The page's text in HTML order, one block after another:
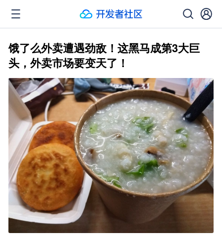
饿了么外卖遭遇劲敌！这黑马成第3大巨
头，外卖市场要变天了！